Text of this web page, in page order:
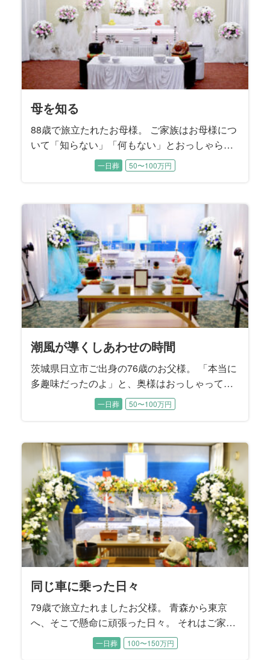
母を知る
88歳で旅立たれたお母様。 ご家族はお母様につ
いて「知らない」「何もない」とおっしゃられ
ました。 しかし88年間の人生で何もないことは
ないはずです。 だからこそ最後のお別れである
一日葬 50〜100万円
潮風が導くしあわせの時間
茨城県日立市ご出身の76歳のお父様。 「本当に
多趣味だったのよ」と、奥様はおっしゃってい
ました。 海に釣りに行くこともあれば、山に登
りに行くこともある。 家で絵を描いていること
で行けば、1人で山頂を目指すことも。 ご自身
の人生も、家族との人生も大切にしてこられた
のがよく分かりました。
一日葬 50〜100万円
同じ車に乗った日々
79歳で旅立たれましたお父様。 青森から東京
へ、そこで懸命に頑張った日々。 それはご家族
のために頑張った日々でした。 同じ車に乗った
日々をしっかりと振り返っていただくお時間で
一日葬 100〜150万円